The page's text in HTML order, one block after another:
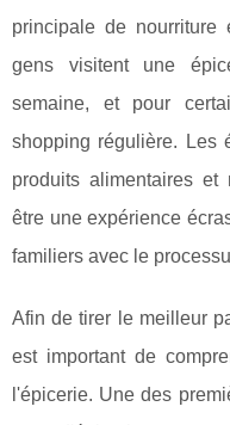
principale de
gens visitent une
semaine, et pour
shopping régulière. Les
produits alimentaires
être une expérience
familiers avec le
Afin de tirer le meilleur
est important de
l'épicerie. Une des